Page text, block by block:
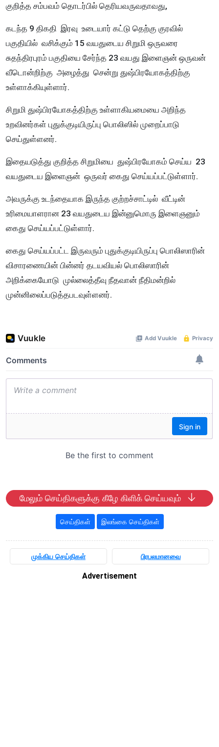
குறித்த சம்பவம் தொடர்பில் தெரியவருவதாவது,
கடந்த 9 திகதி இரவு உடையார் கட்டு தெற்கு குரவில்
பகுதியில் வசிக்கும் 15 வயதுடைய சிறுமி ஒருவரை
சுதந்திரபுரம் பகுதியை சேர்ந்த 23 வயது இளைஞன் ஒருவன்
வீடொன்றிற்கு அழைத்து சென்று துஷ்பிரயோகத்திற்கு
உள்ளாக்கியுள்ளார்.
சிறுமி துஷ்பிரயோகத்திற்கு உள்ளாகியமையை அறிந்த
உறவினர்கள் புதுக்குடியிருப்பு பொலிஸில் முறைப்பாடு
செய்துள்ளனர்.
இதையடுத்து குறித்த சிறுமியை துஷ்பிரயோகம் செய்ய 23
வயதுடைய இளைஞன் ஒருவர் கைது செய்யப்பட்டுள்ளார்.
அவருக்கு உடந்தையாக இருந்த குற்றச்சாட்டில் வீட்டின்
உரிமையாளரான 23 வயதுடைய இன்னுமொரு இளைஞனும்
கைது செய்யப்பட்டுள்ளார்.
கைது செய்யப்பட்ட இருவரும் புதுக்குடியிருப்பு பொலிஸாரின்
விசாரணையின் பின்னர் தடயவியல் பொலிஸாரின்
அறிக்கையோடு முல்லைத்தீவு நீதவான் நீதிமன்றில்
முன்னிலைப்படுத்தபடவுள்ளனர்.
மேலும் செய்திகளுக்கு கீழே கிளிக் செய்யவும்
செய்திகள் இலங்கை செய்திகள்
முக்கிய செய்திகள் பிரபலமானவை
Advertisement